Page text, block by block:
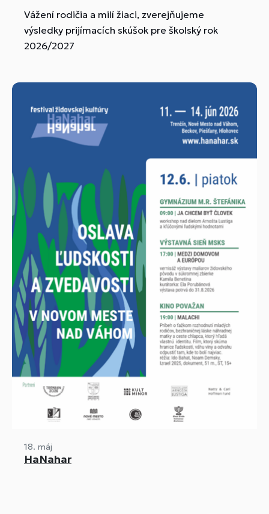
Vážení rodičia a milí žiaci, zverejňujeme
výsledky prijímacích skúšok pre školský rok
2026/2027
18. máj
HaNahar